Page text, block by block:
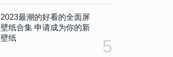
2023最潮的好看的全面屏
壁纸合集 申请成为你的新
壁纸
5